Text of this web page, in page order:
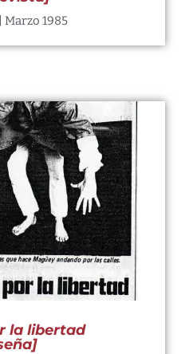
Marzo 1985
la libertad